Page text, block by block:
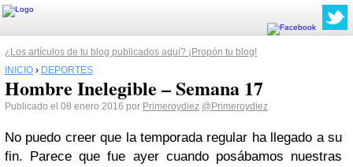
¿Los artículos de tu blog publicados aquí? ¡Propón tu blog!
INICIO › DEPORTES
Hombre Inelegible – Semana 17
Publicado el 08 enero 2016 por Primeroydiez @Primeroydiez
No puedo creer que la temporada regular ha llegado a su
fin. Parece que fue ayer cuando posábamos nuestras